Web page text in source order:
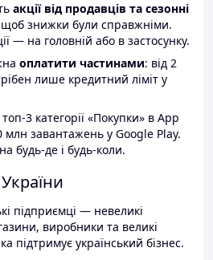
акції від продавців та сезонні
знижки були справжніми.
— на головній або в застосунку.
оплатити частинами: від 2
лише кредитний ліміт у
3 категорії «Покупки» в App
млн завантажень у Google Play.
будь-де і будь-коли.
підприємці — невеликі
виробники та великі
підтримує український бізнес.